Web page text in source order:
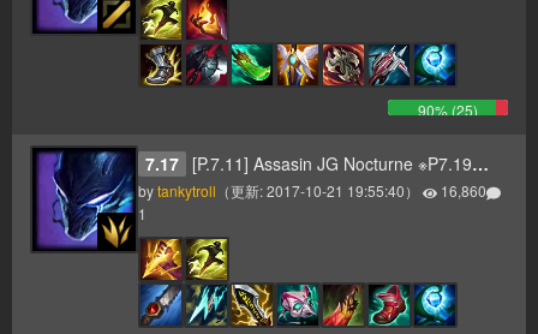
90% (25)
7.17 [P.7.11] Assasin JG Nocturne ※P7.19更新
bytankytroll （更新:2017-10-21 19:55:40）
16,860
1